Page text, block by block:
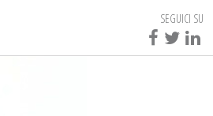
SEGUICI SU